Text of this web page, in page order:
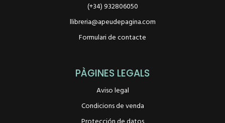
(+34) 932806050
llibreria@apeudepagina.com
Formulari de contacte
PÀGINES LEGALS
Aviso legal
Condicions de venda